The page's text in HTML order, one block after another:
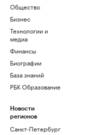
Общество
Бизнес
Технологии и
медиа
Финансы
Биографии
База знаний
РБК Образование
Новости
регионов
Санкт-Петербург